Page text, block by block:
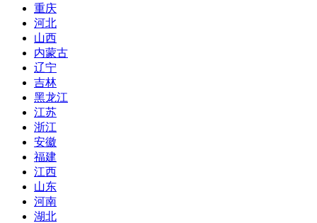
重庆
河北
山西
内蒙古
辽宁
吉林
黑龙江
江苏
浙江
安徽
福建
江西
山东
河南
湖北